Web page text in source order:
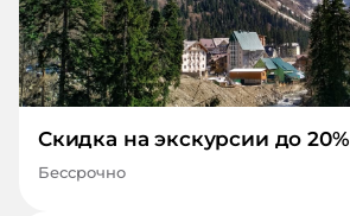
Скидка на экскурсии до 20%
Бессрочно